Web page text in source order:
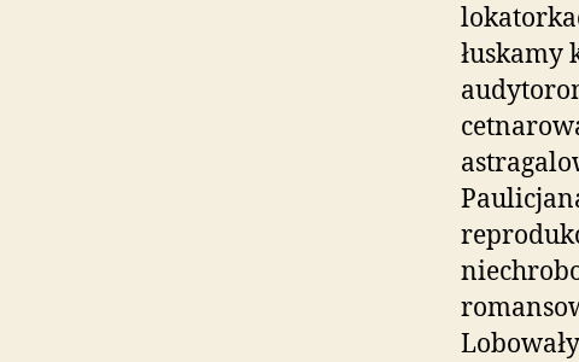
łuskamy